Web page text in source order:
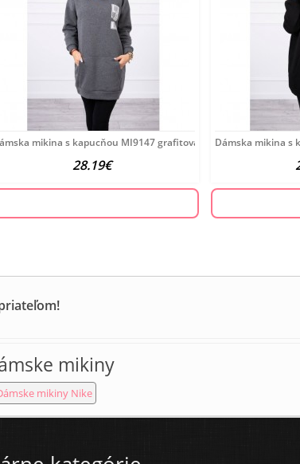
Zelená
mikina s kapucňou MI9147 grafitová Univerzálna
28.19€
Dámska mikina s
mikiny
mikiny Nike